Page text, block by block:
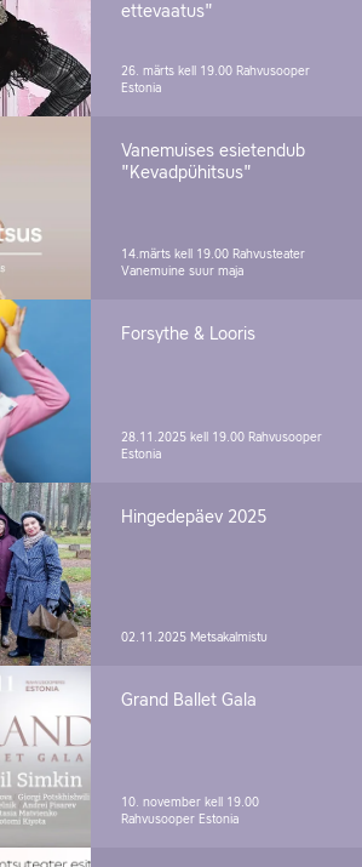
ettevaatus"
26. märts kell 19.00 Rahvusooper
Estonia
Vanemuises esietendub
"Kevadpühitsus"
14.märts kell 19.00 Rahvusteater
Vanemuine suur maja
Forsythe & Looris
28.11.2025 kell 19.00 Rahvusooper
Estonia
Hingedepäev 2025
02.11.2025 Metsakalmistu
Grand Ballet Gala
10. november kell 19.00
Rahvusooper Estonia